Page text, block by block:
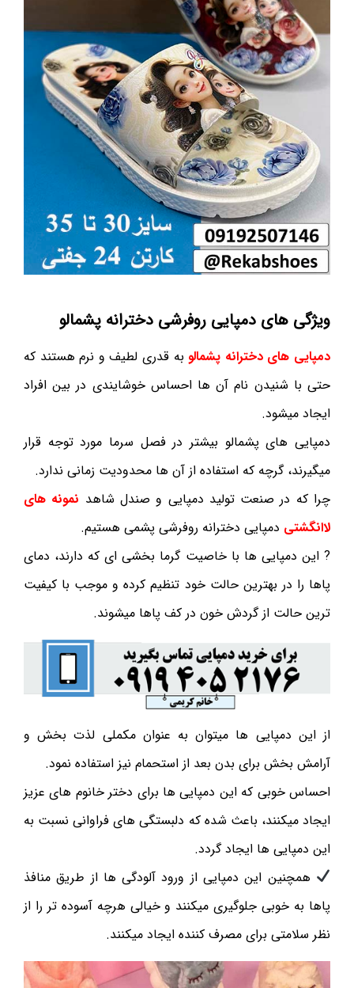
ویژگی های دمپایی روفرشی دخترانه پشمالو
دمپایی های دخترانه پشمالوبه قدری لطیف و نرم هستند که
حتی با شنیدن نام آن ها احساس خوشایندی در بین افراد
ایجاد میشود.
دمپایی های پشمالو بیشتر در فصل سرما مورد توجه قرار
میگیرند، گرچه که استفاده از آن ها محدودیت زمانی ندارد.
چرا که در صنعت تولید دمپایی و صندل شاهد نمونه های
لاانگشتی دمپایی دخترانه روفرشی پشمی هستیم.
? این دمپایی ها با خاصیت گرما بخشی ای که دارند، دمای
پاها را در بهترین حالت خود تنظیم کرده و موجب با کیفیت
ترین حالت از گردش خون در کف پاها میشوند.
از این دمپایی ها میتوان به عنوان مکملی لذت بخش و
آرامش بخش برای بدن بعد از استحمام نیز استفاده نمود.
احساس خوبی که این دمپایی ها برای دختر خانوم های عزیز
ایجاد میکنند، باعث شده که دلبستگی های فراوانی نسبت به
این دمپایی ها ایجاد گردد.
همچنین این دمپایی از ورود آلودگی ها از طریق منافذ
پاها به خوبی جلوگیری میکنند و خیالی هرچه آسوده تر را از
نظر سلامتی برای مصرف کننده ایجاد میکنند.